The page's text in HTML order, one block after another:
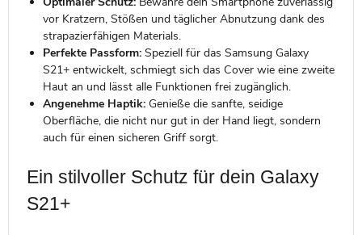
vor Kratzern, Stößen und täglicher Abnutzung dank des
strapazierfähigen Materials.
Perfekte Passform:Speziell für das Samsung Galaxy
S21+ entwickelt, schmiegt sich das Cover wie eine zweite
Haut an und lässt alle Funktionen frei zugänglich.
Angenehme Haptik:Genieße die sanfte, seidige
Oberfläche, die nicht nur gut in der Hand liegt, sondern
auch für einen sicheren Griff sorgt.
Ein stilvoller Schutz für dein Galaxy
S21+